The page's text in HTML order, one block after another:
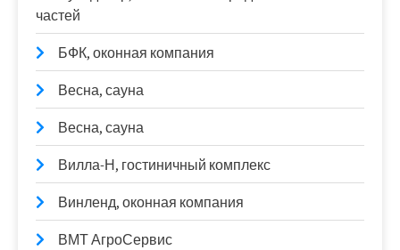
частей
БФК, оконная компания
Весна, сауна
Весна, сауна
Вилла-Н, гостиничный комплекс
Винленд, оконная компания
ВМТ АгроСервис